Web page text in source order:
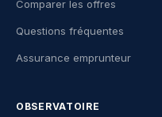
Comparer les offres
Questions fréquentes
Assurance emprunteur
OBSERVATOIRE